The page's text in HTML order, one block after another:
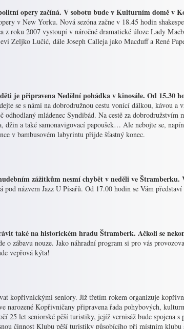
opery začíná. V sobotu bude v Kulturním domě v
v New Yorku. Nová sezóna začne v 18.45 hodin
z roku 2007 vystoupí v náročné dramatické úloze Lady
Zeljko Lučić, dále Joseph Calleja jako Macduff a René
je připravena Nedělní pohádka v kinosále. Od 15.30
se s námi na dobrodružnou cestu vonící dálkou, kávou a
odhodlaný mládenec Syndibád. Na cestě za dobrodružstvím
džin a také samonavigovací papoušek… Ale nebojte se,
v bambusovém labyrintu přijde šťastný konec.
zážitkům nesmí chybět v neděli ve Štramberku.
pod názvem Jazz U Písařů. Od 17.00 hodin se Vám
také na historickém hradu Štramberk. Ačkoli se
o zábavu nouze. Jako náhradní program si pro vás
vepřová kýta!
kopřivnickými seniory. Již třetím rokem organizuje
narozené Kopřivničany připravena řada pohybových,
25 let seniorské pěší turistiky, jejíž vernisáž bude spojena s
činnost Klubu pěší turistiky působícího při místním